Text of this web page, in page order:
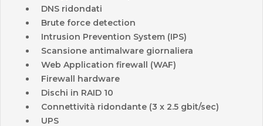
DNS ridondati
Brute force detection
Intrusion Prevention System (IPS)
Scansione antimalware giornaliera
Web Application firewall (WAF)
Firewall hardware
Dischi in RAID 10
Connettività ridondante (3 x 2.5 gbit/sec)
UPS